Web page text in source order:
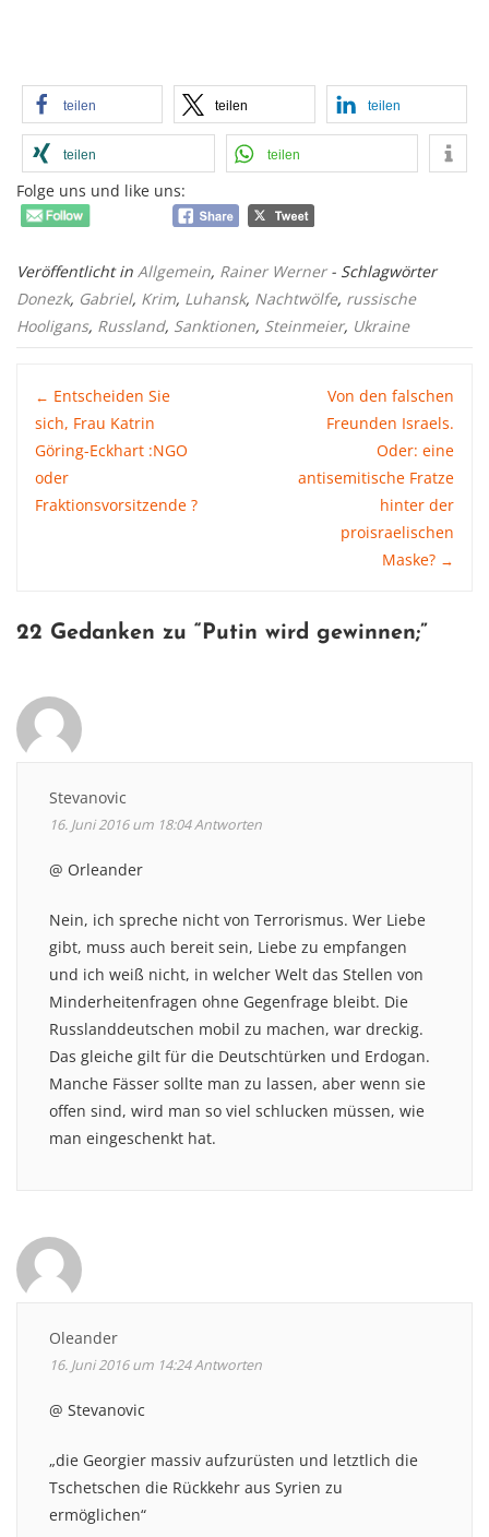
teilen teilen teilen
teilen teilen
Folge uns und like uns:
Veröffentlicht in Allgemein, Rainer Werner - Schlagwörter
Donezk, Gabriel, Krim, Luhansk, Nachtwölfe, russische
Hooligans, Russland, Sanktionen, Steinmeier, Ukraine
Post
navigation
← Entscheiden Sie
sich, Frau Katrin
Göring-Eckhart :NGO
oder
Fraktionsvorsitzende ?
Von den falschen
Freunden Israels.
Oder: eine
antisemitische Fratze
hinter der
proisraelischen
Maske? →
22 Gedanken zu “ Putin wird gewinnen;”
Stevanovic
16. Juni 2016 um 18:04Antworten
@ Orleander
Nein, ich spreche nicht von Terrorismus. Wer Liebe
gibt, muss auch bereit sein, Liebe zu empfangen
und ich weiß nicht, in welcher Welt das Stellen von
Minderheitenfragen ohne Gegenfrage bleibt. Die
Russlanddeutschen mobil zu machen, war dreckig.
Das gleiche gilt für die Deutschtürken und Erdogan.
Manche Fässer sollte man zu lassen, aber wenn sie
offen sind, wird man so viel schlucken müssen, wie
man eingeschenkt hat.
Oleander
16. Juni 2016 um 14:24Antworten
@ Stevanovic
„die Georgier massiv aufzurüsten und letztlich die
Tschetschen die Rückkehr aus Syrien zu
ermöglichen“